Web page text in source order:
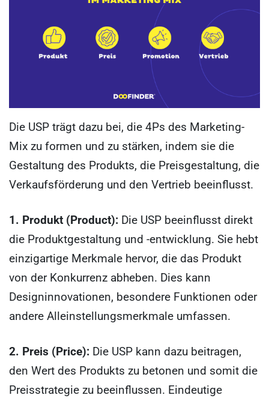
Die USP trägt dazu bei, die 4Ps des Marketing-
Mix zu formen und zu stärken, indem sie die
Gestaltung des Produkts, die Preisgestaltung, die
Verkaufsförderung und den Vertrieb beeinflusst.
1. Produkt (Product): Die USP beeinflusst direkt
die Produktgestaltung und -entwicklung. Sie hebt
einzigartige Merkmale hervor, die das Produkt
von der Konkurrenz abheben. Dies kann
Designinnovationen, besondere Funktionen oder
andere Alleinstellungsmerkmale umfassen.
2. Preis (Price): Die USP kann dazu beitragen,
den Wert des Produkts zu betonen und somit die
Preisstrategie zu beeinflussen. Eindeutige